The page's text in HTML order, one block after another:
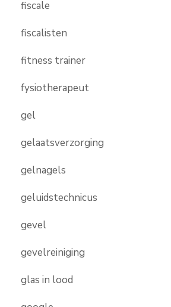
fiscale
fiscalisten
fitness trainer
fysiotherapeut
gel
gelaatsverzorging
gelnagels
geluidstechnicus
gevel
gevelreiniging
glas in lood